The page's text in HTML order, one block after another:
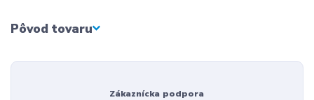
Pôvod tovaru
Zákaznícka podpora